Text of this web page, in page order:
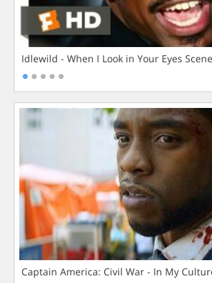
Idlewild - When I Look in Your Eyes Scene
Captain America: Civil War - In My